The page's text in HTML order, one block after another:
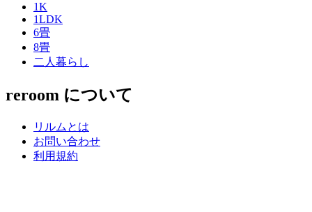
1K
1LDK
6畳
8畳
二人暮らし
reroom について
リルムとは
お問い合わせ
利用規約